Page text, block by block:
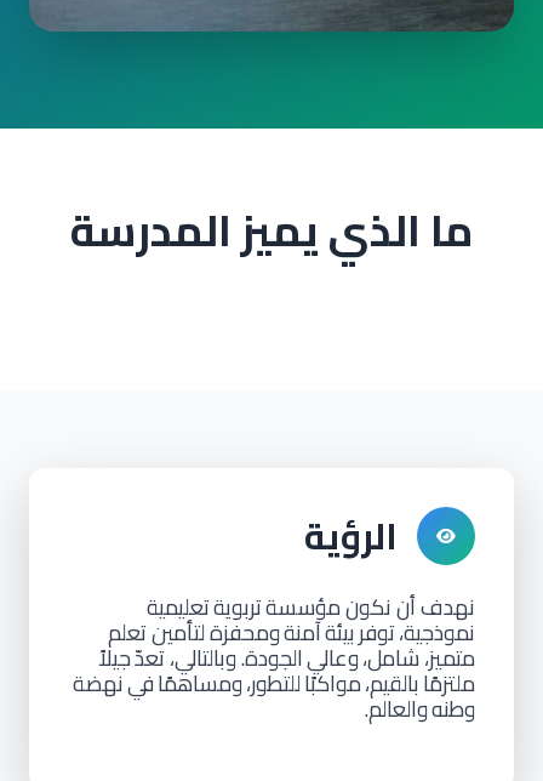
ما الذي يميز المدرسة
الرؤية
نهدف أن نكون مؤسسةتربويةتعليمية
نموذجية،توفربيئةآمنةومحفزة لتأمين تعلم
متميز، شامل،وعالي الجودة. وبالتالي، تعدّجيلاً
ملتزمًابالقيم،مواكبًاللتطور،ومساهمًافي نهضة
وطنهوالعالم.